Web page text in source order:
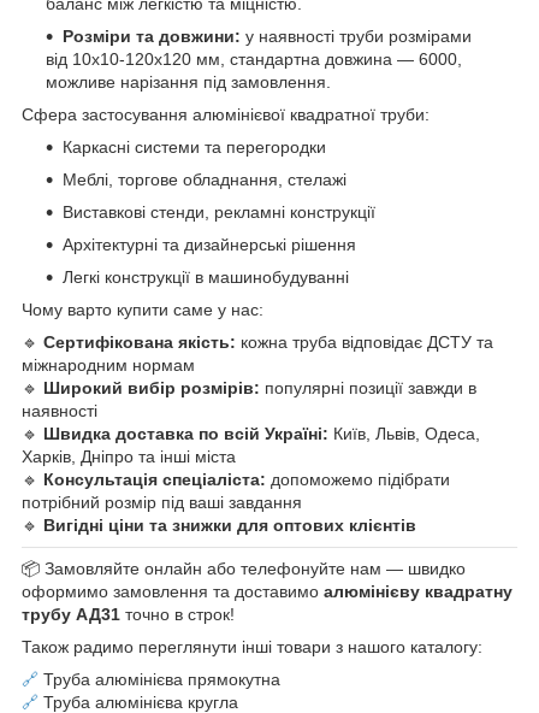
Розміри та довжини: у наявності труби розмірами
від 10х10-120х120 мм, стандартна довжина — 6000,
можливе нарізання під замовлення.
Сфера застосування алюмінієвої квадратної труби:
Каркасні системи та перегородки
Меблі, торгове обладнання, стелажі
Виставкові стенди, рекламні конструкції
Архітектурні та дизайнерські рішення
Легкі конструкції в машинобудуванні
Чому варто купити саме у нас:
🔹 Сертифікована якість: кожна труба відповідає ДСТУ та
міжнародним нормам
🔹 Широкий вибір розмірів: популярні позиції завжди в
наявності
🔹 Швидка доставка по всій Україні: Київ, Львів, Одеса,
Харків, Дніпро та інші міста
🔹 Консультація спеціаліста: допоможемо підібрати
потрібний розмір під ваші завдання
🔹 Вигідні ціни та знижки для оптових клієнтів
📦 Замовляйте онлайн або телефонуйте нам — швидко
оформимо замовлення та доставимо алюмінієву квадратну
трубу АД31 точно в строк!
Також радимо переглянути інші товари з нашого каталогу:
🔗 Труба алюмінієва прямокутна
🔗 Труба алюмінієва кругла